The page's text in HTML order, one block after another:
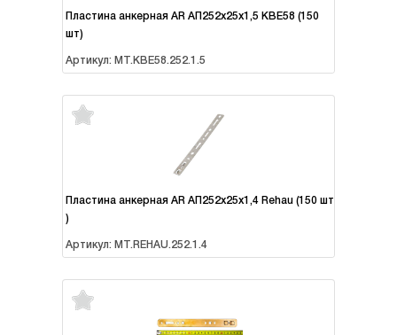
Пластина анкерная AR АП252х25х1,5 KBE58 (150
шт)
Артикул: MT.KBE58.252.1.5
Пластина анкерная AR АП252х25х1,4 Rehau (150 шт
)
Артикул: MT.REHAU.252.1.4